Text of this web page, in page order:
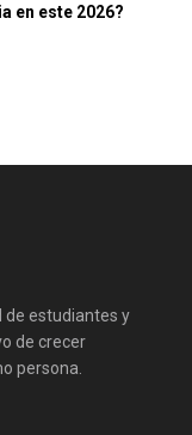
en este 2026?
de estudiantes y
de crecer
persona.